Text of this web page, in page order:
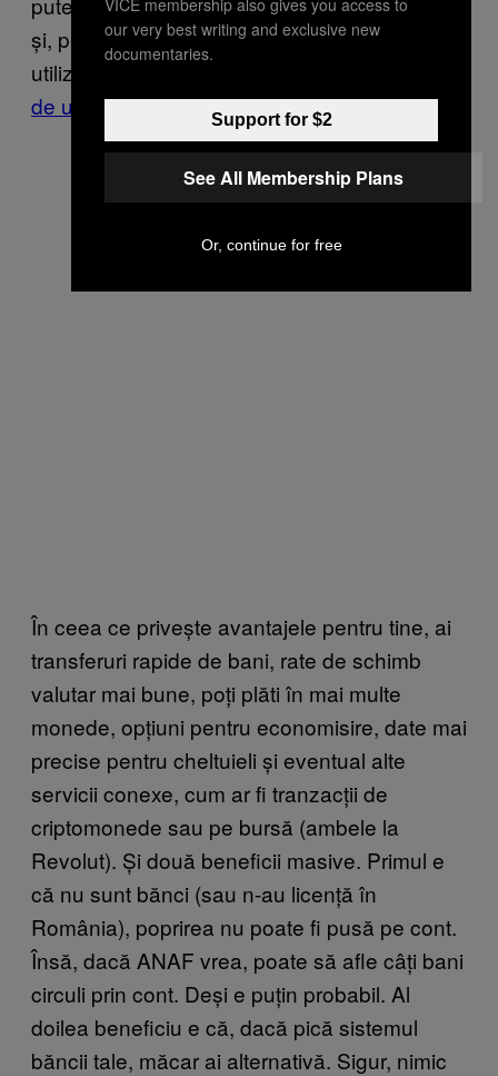
și, pe de altă parte, are un număr mare de
utilizatori ai serviciilor digitale (peste
de utilizatori).
În ceea ce privește avantajele pentru tine, ai
transferuri rapide de bani, rate de schimb
valutar mai bune, poți plăti în mai multe
monede, opțiuni pentru economisire, date mai
precise pentru cheltuieli și eventual alte
servicii conexe, cum ar fi tranzacții de
criptomonede sau pe bursă (ambele la
Revolut). Și două beneficii masive. Primul e
că nu sunt bănci (sau n-au licență în
România), poprirea nu poate fi pusă pe cont.
Însă, dacă ANAF vrea, poate să afle câți bani
circuli prin cont. Deși e puțin probabil. Al
doilea beneficiu e că, dacă pică sistemul
băncii tale, măcar ai alternativă. Sigur, nimic
our very best writing and exclusive new
documentaries.
Support for $2
See All Membership Plans
Or, continue for free